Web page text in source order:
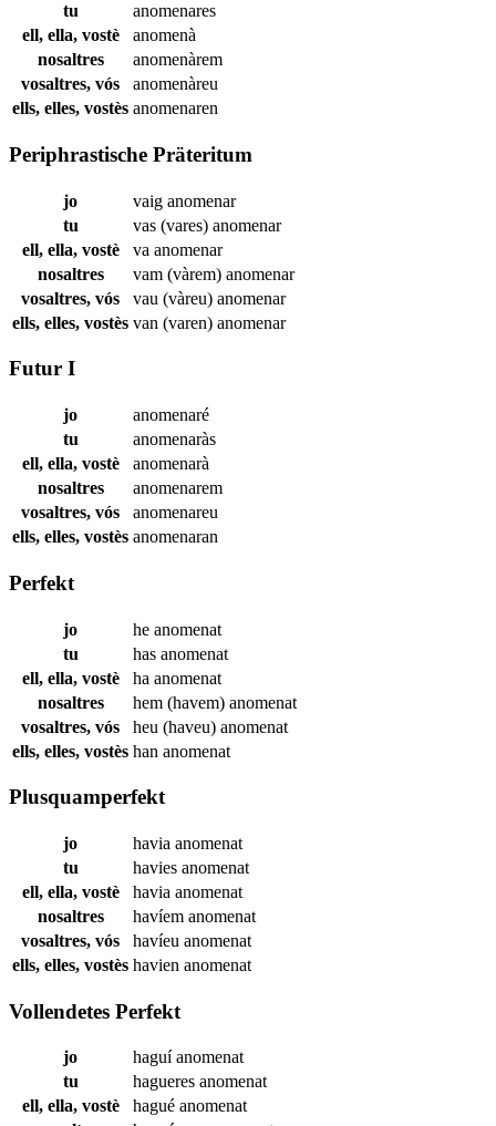
tu
anomenares
ell, ella, vostè
anomenà
nosaltres
anomenàrem
vosaltres, vós
anomenàreu
ells, elles, vostès anomenaren
Periphrastische Präteritum
jo vaig anomenar
tu
vas (vares) anomenar
ell, ella, vostè
va anomenar
nosaltres
vam (vàrem) anomenar
vosaltres, vós
vau (vàreu) anomenar
ells, elles, vostès van (varen) anomenar
Futur I
jo
anomenaré
tu
anomenaràs
ell, ella, vostè
anomenarà
nosaltres
anomenarem
vosaltres, vós
anomenareu
ells, elles, vostès anomenaran
Perfekt
jo he anomenat
tu
has anomenat
ell, ella, vostè
ha anomenat
nosaltres
hem (havem) anomenat
vosaltres, vós
heu (haveu) anomenat
ells, elles, vostès han anomenat
Plusquamperfekt
jo havia anomenat
tu
havies anomenat
ell, ella, vostè
havia anomenat
nosaltres
havíem anomenat
vosaltres, vós
havíeu anomenat
ells, elles, vostès havien anomenat
Vollendetes Perfekt
jo haguíanomenat
tu
hagueres anomenat
ell, ella, vostè
hagué anomenat